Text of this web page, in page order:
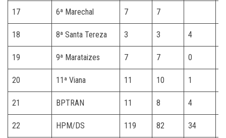
17 6ª Marechal 7 7
18 8ª Santa Tereza 3 3 4
19 9ª Marataizes 7 7 0
20 11ª Viana 11 10 1
21 BPTRAN 11 8 4
22 HPM/DS 119 82 34